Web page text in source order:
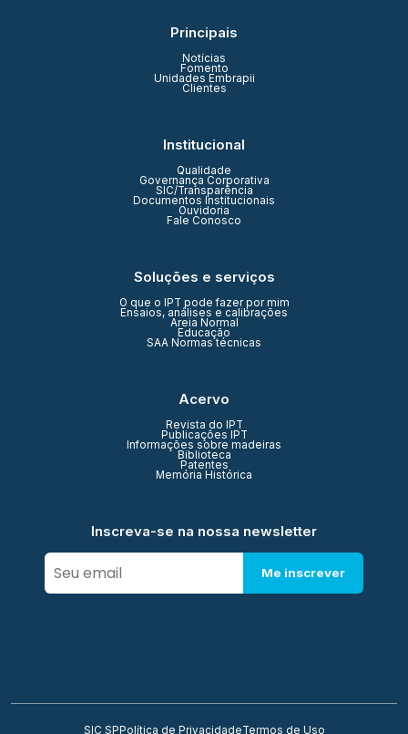
Principais
Notícias
Fomento
Unidades Embrapii
Clientes
Institucional
Qualidade
Governança Corporativa
SIC/Transparência
Documentos Institucionais
Ouvidoria
Fale Conosco
Soluções e serviços
O que o IPT pode fazer por mim
Ensaios, análises e calibrações
Areia Normal
Educação
SAA Normas técnicas
Acervo
Revista do IPT
Publicações IPT
Informações sobre madeiras
Biblioteca
Patentes
Memória Histórica
Inscreva-se na nossa newsletter
Me inscrever
SIC SP Política de PrivacidadeTermos de Uso